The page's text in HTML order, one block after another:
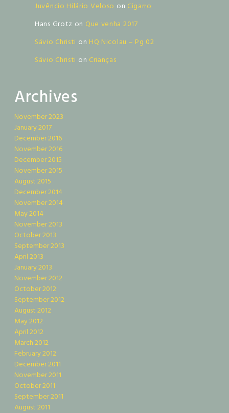
Juvêncio Hilário Veloso on Cigarro
Hans Grotz on Que venha 2017
Sávio Christi on HQ Nicolau – Pg 02
Sávio Christi on Crianças
Archives
November 2023
January 2017
December 2016
November 2016
December 2015
November 2015
August 2015
December 2014
November 2014
May 2014
November 2013
October 2013
September 2013
April 2013
January 2013
November 2012
October 2012
September 2012
August 2012
May 2012
April 2012
March 2012
February 2012
December 2011
November 2011
October 2011
September 2011
August 2011